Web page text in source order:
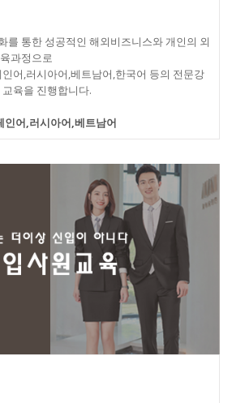
를 통한 성공적인 해외비즈니스와 개인의 외
과정으로
어,러시아어,베트남어,한국어 등의 전문강
육을 진행합니다.
어,러시아어,베트남어